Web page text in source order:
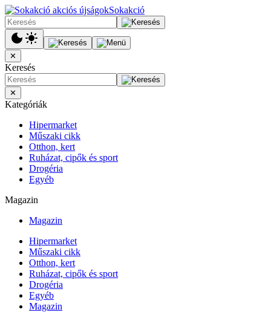
Sokakció
✕
Keresés
✕
Kategóriák
Hipermarket
Műszaki cikk
Otthon, kert
Ruházat, cipők és sport
Drogéria
Egyéb
Magazin
Magazin
Hipermarket
Műszaki cikk
Otthon, kert
Ruházat, cipők és sport
Drogéria
Egyéb
Magazin